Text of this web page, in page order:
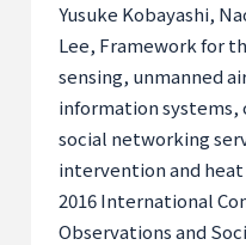
Yusuke Kobayashi,
Lee, Framework for
sensing, unmanned
information systems,
social networking
intervention and
2016 International
Observations and